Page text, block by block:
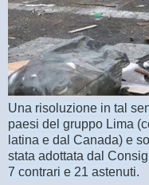
Una risoluzione in tal
paesi del gruppo Lima
latina e dal Canada) e
stata adottata dal
7 contrari e 21 astenuti.